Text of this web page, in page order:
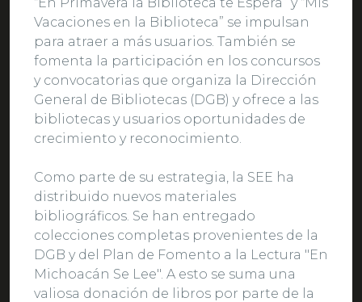
Vacaciones en la Biblioteca” se impulsan
para atraer a más usuarios. También se
fomenta la participación en los concursos
y convocatorias que organiza la Dirección
General de Bibliotecas (DGB) y ofrece a las
bibliotecas y usuarios oportunidades de
crecimiento y reconocimiento.
Como parte de su estrategia, la SEE ha
distribuido nuevos materiales
bibliográficos. Se han entregado
colecciones completas provenientes de la
DGB y del Plan de Fomento a la Lectura "En
Michoacán Se Lee". A esto se suma una
valiosa donación de libros por parte de la